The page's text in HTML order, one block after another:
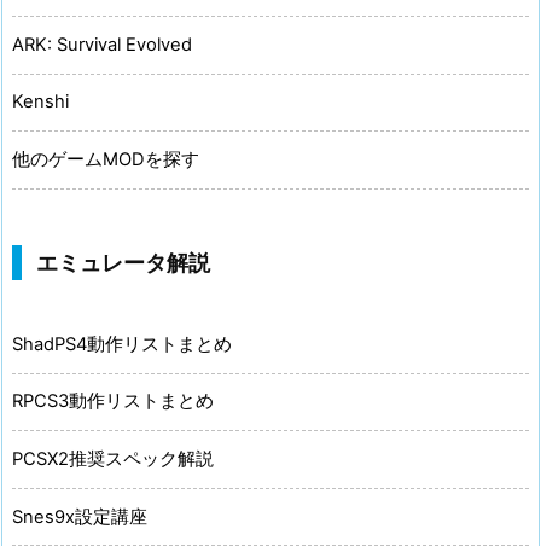
ARK: Survival Evolved
Kenshi
他のゲームMODを探す
エミュレータ解説
ShadPS4動作リストまとめ
RPCS3動作リストまとめ
PCSX2推奨スペック解説
Snes9x設定講座